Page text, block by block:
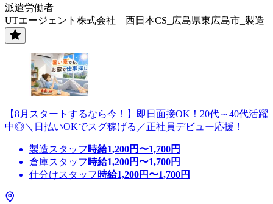
派遣労働者
UTエージェント株式会社 西日本CS_広島県東広島市_製造
【8月スタートするなら今！】即日面接OK！20代～40代活躍
中◎＼日払いOKでスグ稼げる／正社員デビュー応援！
製造スタッフ 時給1,200円〜1,700円
倉庫スタッフ 時給1,200円〜1,700円
仕分けスタッフ 時給1,200円〜1,700円